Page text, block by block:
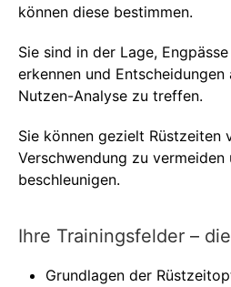
können diese bestimmen.
Sie sind in der Lage,
erkennen und
Nutzen-Analyse zu treffen.
Sie können gezielt Rüstzeiten
Verschwendung zu
beschleunigen.
Ihre Trainingsfelder –
Grundlagen der